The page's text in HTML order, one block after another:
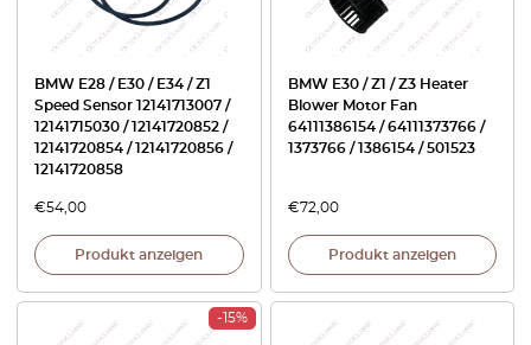
BMW E28 / E30 / E34 / Z1
Speed Sensor 12141713007 /
12141715030 / 12141720852 /
12141720854 / 12141720856 /
12141720858
€54,00
Produkt anzeigen
BMW E30 / Z1 / Z3 Heater
Blower Motor Fan
64111386154 / 64111373766 /
1373766 / 1386154 / 501523
€72,00
Produkt anzeigen
-15%